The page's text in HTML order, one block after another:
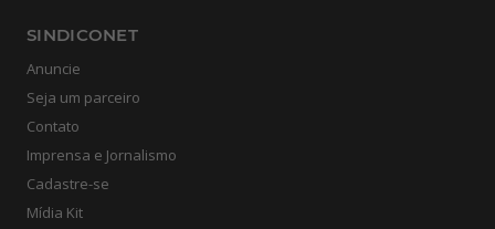
SINDICONET
Anuncie
Seja um parceiro
Contato
Imprensa e Jornalismo
Cadastre-se
Mídia Kit